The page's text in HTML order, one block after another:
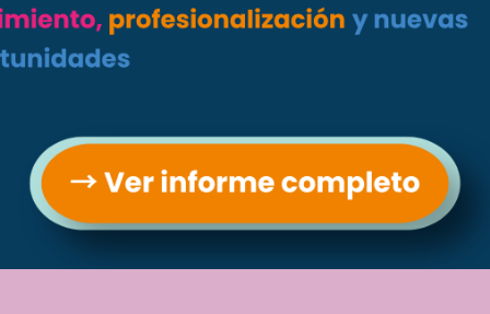
Prensa
Socias
Archivos